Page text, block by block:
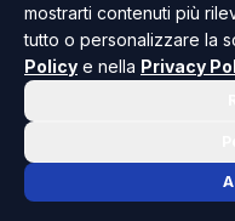
Detenuto morto
Pozzo di Gotto,
Un uomo di 33 anni è
mostrarti contenuti più
tutto o personalizzare la
Policy e nella Privacy